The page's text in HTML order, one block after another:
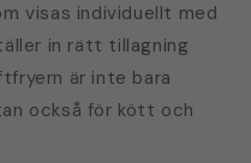
visas individuellt med
in rätt tillagning
är inte bara
också för kött och